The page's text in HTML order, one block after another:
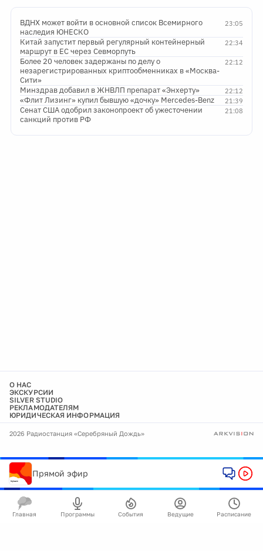
23:05
ВДНХ может войти в основной список Всемирного
наследия ЮНЕСКО
22:34
Китай запустит первый регулярный контейнерный
маршрут в ЕС через Севморпуть
22:12
Более 20 человек задержаны по делу о
незарегистрированных криптообменниках в «Москва-
Сити»
22:12
Минздрав добавил в ЖНВЛП препарат «Энхерту»
21:39
«Флит Лизинг» купил бывшую «дочку» Mercedes-Benz
21:08
Сенат США одобрил законопроект об ужесточении
санкций против РФ
О НАС
ЭКСКУРСИИ
SILVER STUDIO
РЕКЛАМОДАТЕЛЯМ
ЮРИДИЧЕСКАЯ ИНФОРМАЦИЯ
2026 Радиостанция «Серебряный Дождь»
Прямой эфир
Главная Программы События Ведущие Расписание